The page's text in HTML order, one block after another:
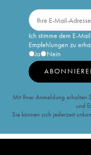
Ich stimme dem E-
Empfehlungen zu
Ja
Nein
Mit Ihrer Anmeldung erhalten
und
Sie können sich jederzeit